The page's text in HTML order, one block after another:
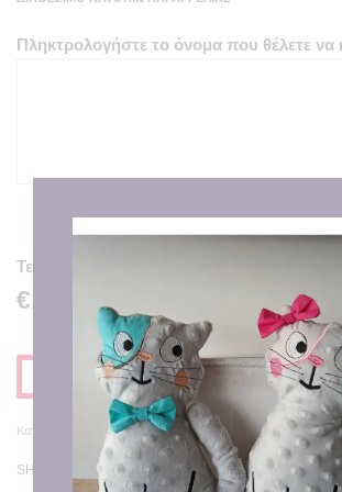
Πληκτρολογήστε το όνομα που θέλετε να
Τελική Τιμή
€19.00
Προσθηκη στο
Κατηγορία: Αναμνηστικά Γέννησης
SHARE